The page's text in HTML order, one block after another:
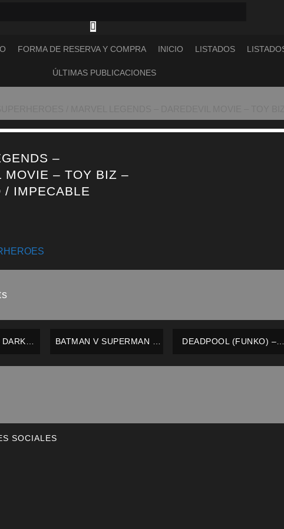
FORMA DE RESERVA Y COMPRA INICIO LISTADOS
ÚLTIMAS PUBLICACIONES
–
MOVIE – TOY BIZ –
/ IMPECABLE
–
BATMAN V SUPERMAN –
EDITION) #628
DEADPOOL (FUNKO) –
VINYL – LIMITED
SOCIALES